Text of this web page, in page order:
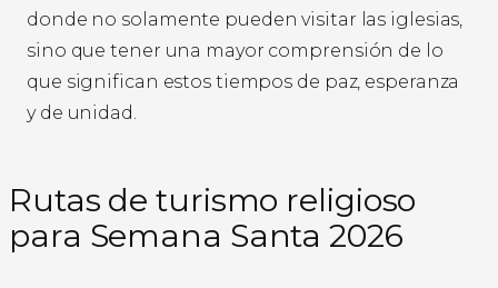
donde no solamente pueden visitar las iglesias,
sino que tener una mayor comprensión de lo
que significan estos tiempos de paz, esperanza
y de unidad.
Rutas de turismo religioso
para Semana Santa 2026